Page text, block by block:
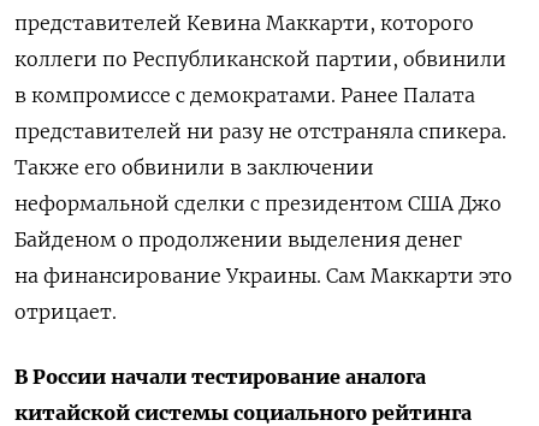
представителей Кевина Маккарти, которого
коллеги по Республиканской партии, обвинили
в компромиссе с демократами. Ранее Палата
представителей ни разу не отстраняла спикера.
Также его обвинили в заключении
неформальной сделки с президентом США Джо
Байденом о продолжении выделения денег
на финансирование Украины. Сам Маккарти это
отрицает.
В России начали тестирование аналога
китайской системы социального рейтинга